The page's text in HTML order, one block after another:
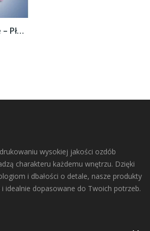
Obraz na płótnie – Pływająca różana...
wysokiej jakości ozdób
charakteru każdemu wnętrzu. Dzięki
i dbałości o detale, nasze produkty
i idealnie dopasowane do Twoich potrzeb.